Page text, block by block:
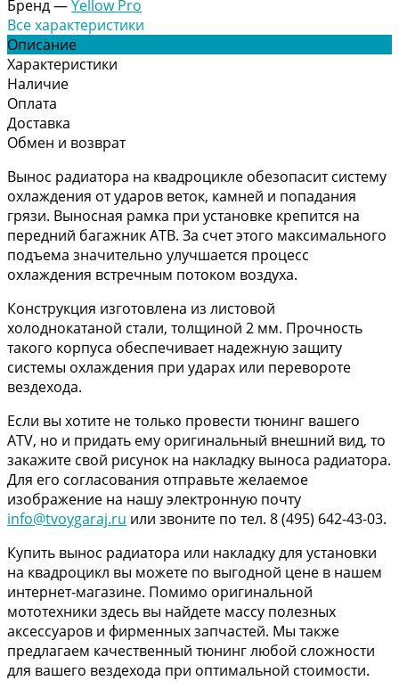
Бренд—Yellow Pro
Все характеристики
Описание
Характеристики
Наличие
Оплата
Доставка
Обмен и возврат
Вынос радиатора на квадроцикле обезопасит систему
охлаждения от ударов веток, камней и попадания
грязи. Выносная рамка при установке крепится на
передний багажник АТВ. За счет этого максимального
подъема значительно улучшается процесс
охлаждения встречным потоком воздуха.
Конструкция изготовлена из листовой
холоднокатаной стали, толщиной 2 мм. Прочность
такого корпуса обеспечивает надежную защиту
системы охлаждения при ударах или перевороте
вездехода.
Если вы хотите не только провести тюнинг вашего
ATV, но и придать ему оригинальный внешний вид, то
закажите свой рисунок на накладку выноса радиатора.
Для его согласования отправьте желаемое
изображение на нашу электронную почту
info@tvoygaraj.ru или звоните по тел. 8 (495) 642-43-03.
Купить вынос радиатора или накладку для установки
на квадроцикл вы можете по выгодной цене в нашем
интернет-магазине. Помимо оригинальной
мототехники здесь вы найдете массу полезных
аксессуаров и фирменных запчастей. Мы также
предлагаем качественный тюнинг любой сложности
для вашего вездехода при оптимальной стоимости.